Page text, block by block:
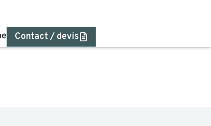
Contact / devis